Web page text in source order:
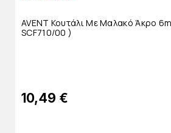
AVENT Κουτάλι Με Μαλακό Άκρο 6m 2τεμάχια (
SCF710/00 )
10,49 €